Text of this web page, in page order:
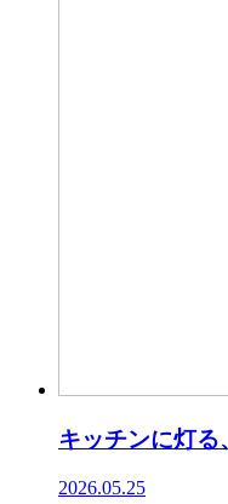
キッチンに灯る
2026.05.25